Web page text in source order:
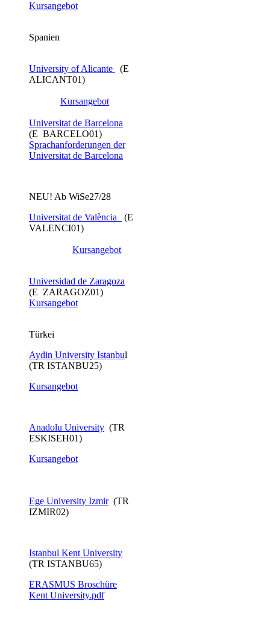
Kursangebot
Spanien
University of Alicante
(E
ALICANT01)
Kursangebot
Universitat de Barcelona
(E BARCELO01)
Sprachanforderungen der
Universitat de Barcelona
NEU! Ab WiSe27/28
Universitat de València
​ (E
VALENCI01)
Kursangebot
Universidad de Zaragoza
(E ZARAGOZ01)
Kursangebot
Türkei
Aydin University Istanbul
(TR ISTANBU25)
Kursangebot
Anadolu University (TR
ESKISEH01)
Kursangebot​
Ege University Izmir(TR
IZMIR02)
Istanbul Kent University​
(TR ISTANBU65)
ERASMUS Broschüre
Kent ​University.pdf